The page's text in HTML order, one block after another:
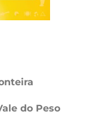
do Peso